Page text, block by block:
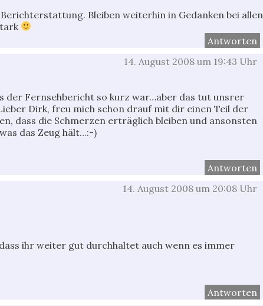
Bleiben weiterhin in Gedanken bei allen
Antworten
14. August 2008 um 19:43 Uhr
der Fernsehbericht so kurz war…aber das tut unsrer
Dirk, freu mich schon drauf mit dir einen Teil der
dass die Schmerzen erträglich bleiben und ansonsten
das Zeug hält…:-)
Antworten
14. August 2008 um 20:08 Uhr
ihr weiter gut durchhaltet auch wenn es immer
Antworten